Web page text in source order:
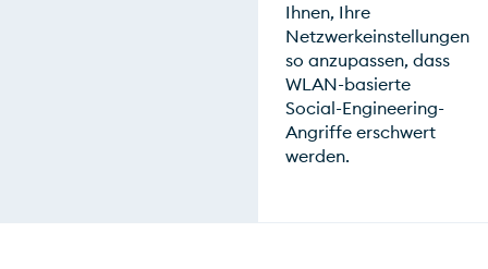
Ihnen, Ihre
Netzwerkeinstellungen
so anzupassen, dass
WLAN-basierte
Social-Engineering-
Angriffe erschwert
werden.